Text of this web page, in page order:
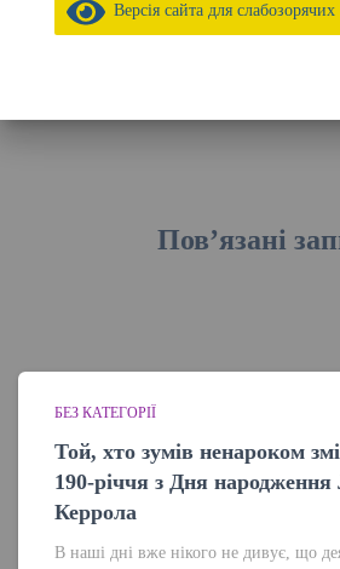
Версія сайта для слабозорячих
Пов’язані
БЕЗ КАТЕГОРІЇ
Той, хто зумів ненароком
190-річчя з Дня народження
Керрола
В наші дні вже нікого не дивує, що